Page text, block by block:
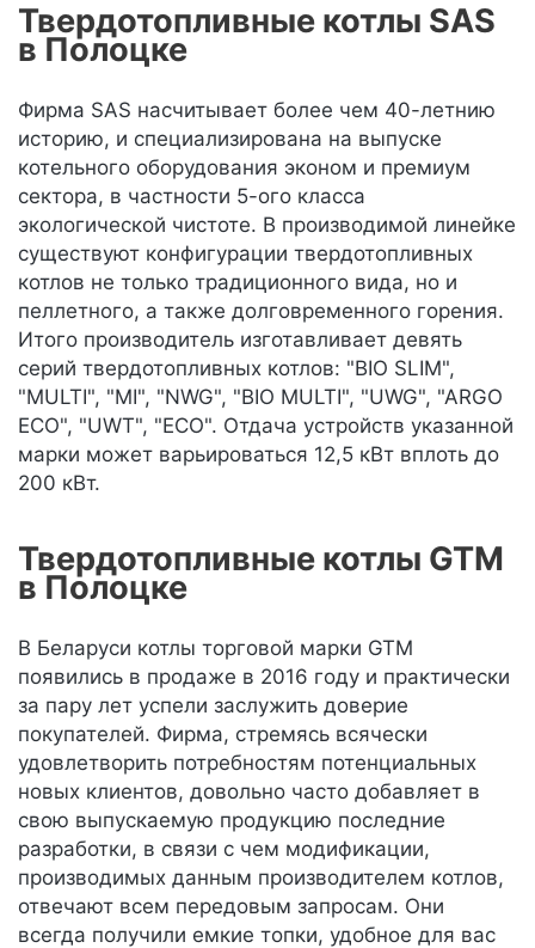
Твердотопливные котлы SAS
в Полоцке
Фирма SAS насчитывает более чем 40-летнию
историю, и специализирована на выпуске
котельного оборудования эконом и премиум
сектора, в частности 5-ого класса
экологической чистоте. В производимой линейке
существуют конфигурации твердотопливных
котлов не только традиционного вида, но и
пеллетного, а также долговременного горения.
Итого производитель изготавливает девять
серий твердотопливных котлов: "BIO SLIM",
"MULTI", "MI", "NWG", "BIO MULTI", "UWG", "ARGO
ECO", "UWT", "ECO". Отдача устройств указанной
марки может варьироваться 12,5 кВт вплоть до
200 кВт.
Твердотопливные котлы GTM
в Полоцке
В Беларуси котлы торговой марки GTM
появились в продаже в 2016 году и практически
за пару лет успели заслужить доверие
покупателей. Фирма, стремясь всячески
удовлетворить потребностям потенциальных
новых клиентов, довольно часто добавляет в
свою выпускаемую продукцию последние
разработки, в связи с чем модификации,
производимых данным производителем котлов,
отвечают всем передовым запросам. Они
всегда получили емкие топки, удобное для вас